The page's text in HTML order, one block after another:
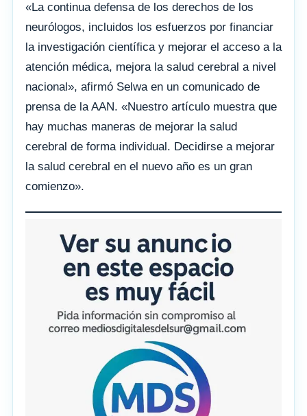
«La continua defensa de los derechos de los
neurólogos, incluidos los esfuerzos por financiar
la investigación científica y mejorar el acceso a la
atención médica, mejora la salud cerebral a nivel
nacional», afirmó Selwa en un comunicado de
prensa de la AAN. «Nuestro artículo muestra que
hay muchas maneras de mejorar la salud
cerebral de forma individual. Decidirse a mejorar
la salud cerebral en el nuevo año es un gran
comienzo».